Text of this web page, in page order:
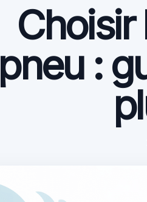
Choisir
pneu :